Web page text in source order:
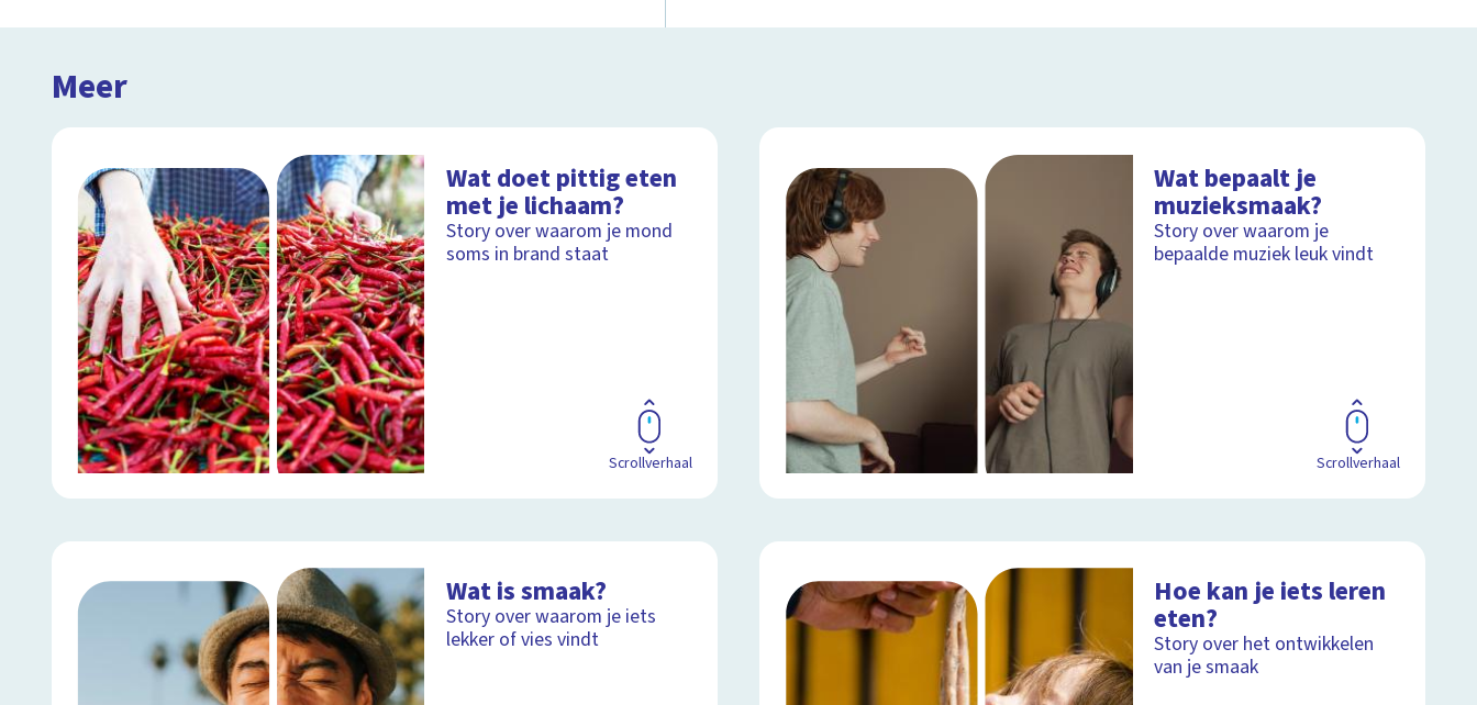
Meer
Wat doet pittig eten
met je lichaam?
Story over waarom je mond
soms in brand staat
Scrollverhaal
Wat bepaalt je
muzieksmaak?
Story over waarom je
bepaalde muziek leuk vindt
Scrollverhaal
Wat is smaak?
Story over waarom je iets
lekker of vies vindt
Hoe kan je iets leren
eten?
Story over het ontwikkelen
van je smaak